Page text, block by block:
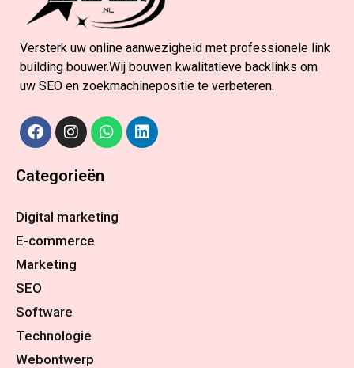
Versterk uw online aanwezigheid met professionele link
building bouwer.Wij bouwen kwalitatieve backlinks om
uw SEO en zoekmachinepositie te verbeteren.
Categorieën
Digital marketing
E-commerce
Marketing
SEO
Software
Technologie
Webontwerp